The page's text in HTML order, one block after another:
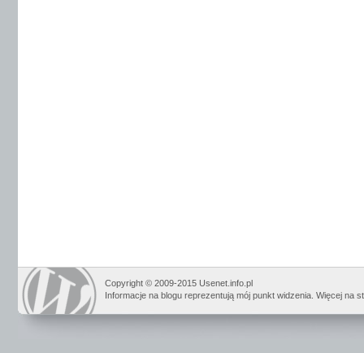
Copyright © 2009-2015 Usenet.info.pl
Informacje na blogu reprezentują mój punkt widzenia. Więcej na